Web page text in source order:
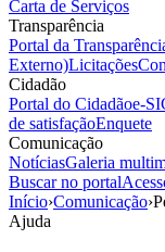
Carta de Serviços
Transparência
Portal da
Externo)Licitações
Cidadão
Portal do Cidadãoe-
de satisfaçãoEnquete
Comunicação
NotíciasGaleria
Buscar no portal
Início›Comunicação›
Ajuda